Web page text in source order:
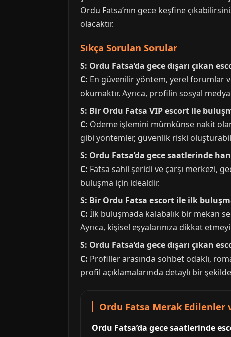
Ordu Fatsa’nın gece keşfine
olacaktır.
Sıkça Sorulan Sorular
S: Ordu Fatsa’da gece dışarı çıkan
C: En güvenilir yöntem, yerel forumlar
okumaktır. Ayrıca, profilin sosyal
S: Bir Ordu Fatsa VIP escort ile
C: Ödeme işlemini mümkünse nakit
gibi yöntemler, güvenlik riski
S: Ordu Fatsa’da gece saatlerinde
C: Fatsa sahil şeridi ve çarşı merkezi,
buluşma için idealdir.
S: Bir Ordu Fatsa escort ile ilk
C: İlk buluşmada kalabalık bir mekan
Ayrıca, kişisel eşyalarınıza dikkat
S: Ordu Fatsa’da gece dışarı
C: Profiller arasında sohbet odaklı,
profil açıklamalarında detaylı bir
Ordu Fatsa Merak Edilenler
Ordu Fatsa’da gece saatlerinde